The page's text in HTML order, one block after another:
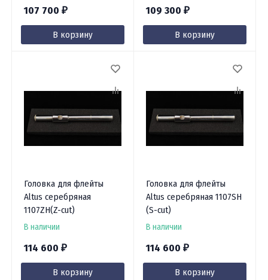
107 700 ₽
В корзину
109 300 ₽
В корзину
Головка для флейты
Altus серебряная
1107ZH(Z-cut)
В наличии
114 600 ₽
В корзину
Головка для флейты
Altus серебряная 1107SH
(S-cut)
В наличии
114 600 ₽
В корзину